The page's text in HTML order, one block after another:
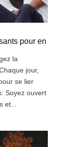
pour en
la
jour,
se lier
Soyez ouvert